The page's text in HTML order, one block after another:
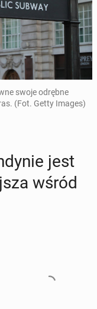
swoje odrębne
(Fot. Getty Images)
jest
wśród